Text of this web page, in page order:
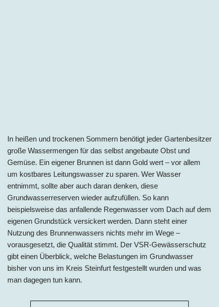
In heißen und trockenen Sommern benötigt jeder Gartenbesitzer
große Wassermengen für das selbst angebaute Obst und
Gemüse. Ein eigener Brunnen ist dann Gold wert – vor allem
um kostbares Leitungswasser zu sparen. Wer Wasser
entnimmt, sollte aber auch daran denken, diese
Grundwasserreserven wieder aufzufüllen. So kann
beispielsweise das anfallende Regenwasser vom Dach auf dem
eigenen Grundstück versickert werden. Dann steht einer
Nutzung des Brunnenwassers nichts mehr im Wege –
vorausgesetzt, die Qualität stimmt. Der VSR-Gewässerschutz
gibt einen Überblick, welche Belastungen im Grundwasser
bisher von uns im Kreis Steinfurt festgestellt wurden und was
man dagegen tun kann.